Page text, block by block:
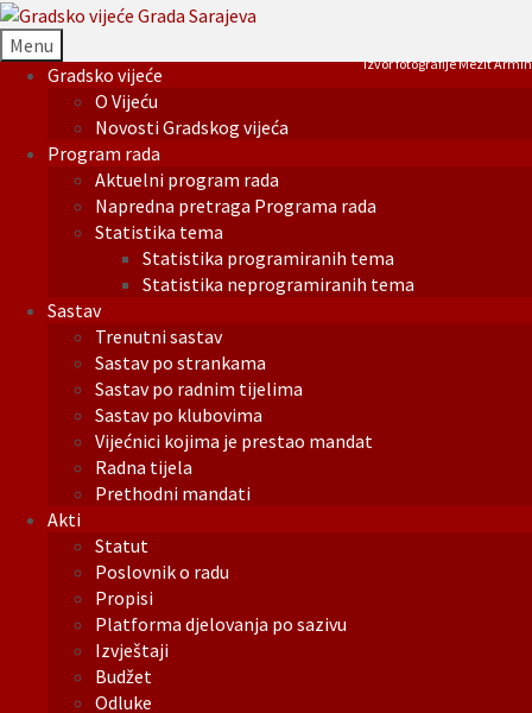
Menu
Gradsko vijeće
O Vijeću
Novosti Gradskog vijeća
Program rada
Aktuelni program rada
Napredna pretraga Programa rada
Statistika tema
Statistika programiranih tema
Statistika neprogramiranih tema
Sastav
Trenutni sastav
Sastav po strankama
Sastav po radnim tijelima
Sastav po klubovima
Vijećnici kojima je prestao mandat
Radna tijela
Prethodni mandati
Akti
Statut
Poslovnik o radu
Propisi
Platforma djelovanja po sazivu
Izvještaji
Budžet
Odluke
Izvor fotografije Mezit Armin